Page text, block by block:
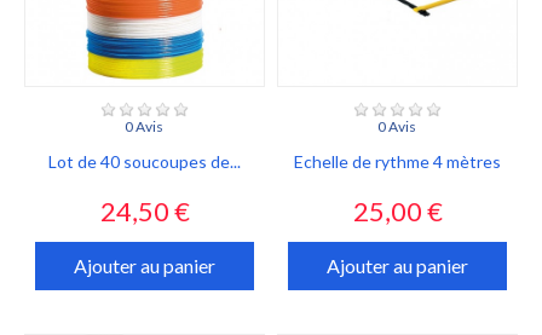
0 Avis
Lot de 40 soucoupes de...
Prix
24,50 €
Ajouter au panier
0 Avis
Echelle de rythme 4 mètres
Prix
25,00 €
Ajouter au panier